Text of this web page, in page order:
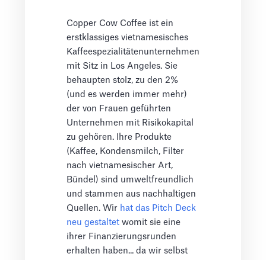
Copper Cow Coffee ist ein
erstklassiges vietnamesisches
Kaffeespezialitätenunternehmen
mit Sitz in Los Angeles. Sie
behaupten stolz, zu den 2%
(und es werden immer mehr)
der von Frauen geführten
Unternehmen mit Risikokapital
zu gehören. Ihre Produkte
(Kaffee, Kondensmilch, Filter
nach vietnamesischer Art,
Bündel) sind umweltfreundlich
und stammen aus nachhaltigen
Quellen. Wir hat das Pitch Deck
neu gestaltet womit sie eine
ihrer Finanzierungsrunden
erhalten haben... da wir selbst